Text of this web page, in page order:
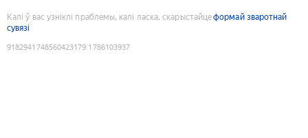
Калі ў вас узніклі праблемы, калі ласка, скарыстайцеформай зваротнай
сувязі
9182941748560423179:1786103937